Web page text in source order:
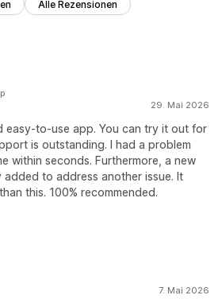
Alle Rezensionen
29. Mai 2026
easy-to-use app. You can try it out for
is outstanding. I had a problem
within seconds. Furthermore, a new
to address another issue. It
this. 100% recommended.
7. Mai 2026